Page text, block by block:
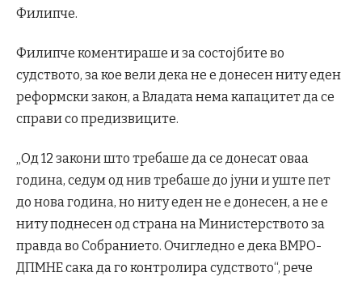
Филипче.
Филипче коментираше и за состојбите во
судството, за кое вели дека не е донесен ниту еден
реформски закон, а Владата нема капацитет да се
справи со предизвиците.
„Од 12 закони што требаше да се донесат оваа
година, седум од нив требаше до јуни и уште пет
до нова година, но ниту еден не е донесен, а не е
ниту поднесен од страна на Министерството за
правда во Собранието. Очигледно е дека ВМРО-
ДПМНЕ сака да го контролира судството“, рече